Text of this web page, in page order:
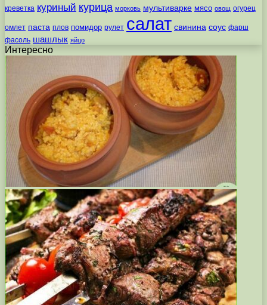
креветка куриный курица морковь мультиварке мясо овощ огурец
омлет паста плов помидор рулет салат свинина соус фарш
фасоль шашлык яйцо
Интересно